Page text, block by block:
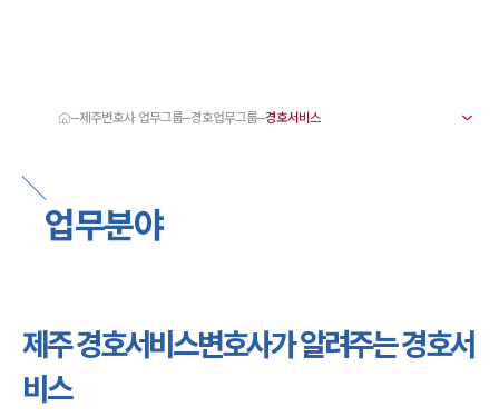
서울·제주변호사
제주형사전문변호사
제주이혼전문변호사
제주학교폭력변호사
제주변호사 주요 업무사례
제주 분사무소 오시는 길
제주변호사상담 상담접수
채용정보
제주변호사 업무그룹 경호업무그룹
업무분야
제주 경호서비스변호사가 알려주는 경호서
비스